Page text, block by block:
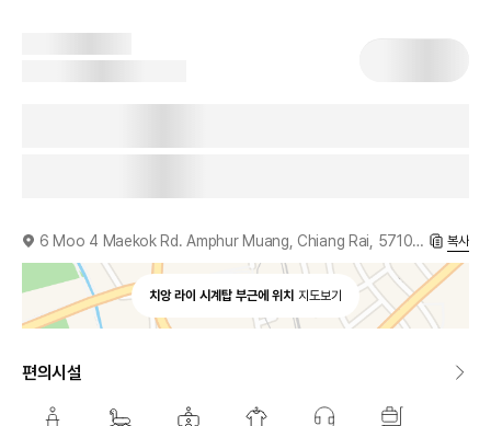
6 Moo 4 Maekok Rd. Amphur Muang, Chiang Rai, 57100, TH 복사
치앙 라이 시계탑 부근에 위치 지도보기
편의시설